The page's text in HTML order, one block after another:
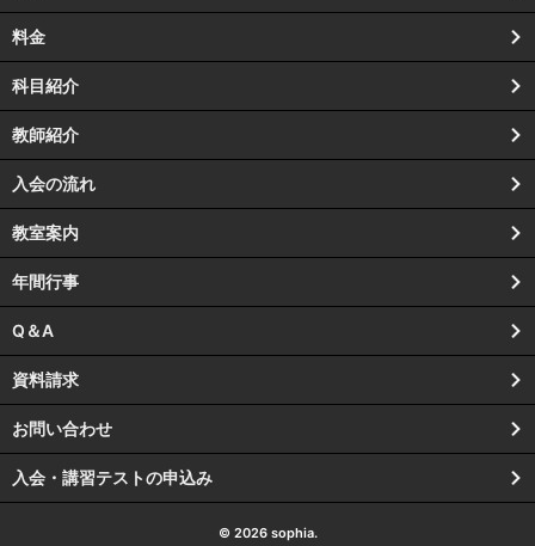
料金
科目紹介
教師紹介
入会の流れ
教室案内
年間行事
Q＆A
資料請求
お問い合わせ
入会・講習テストの申込み
© 2026 sophia.